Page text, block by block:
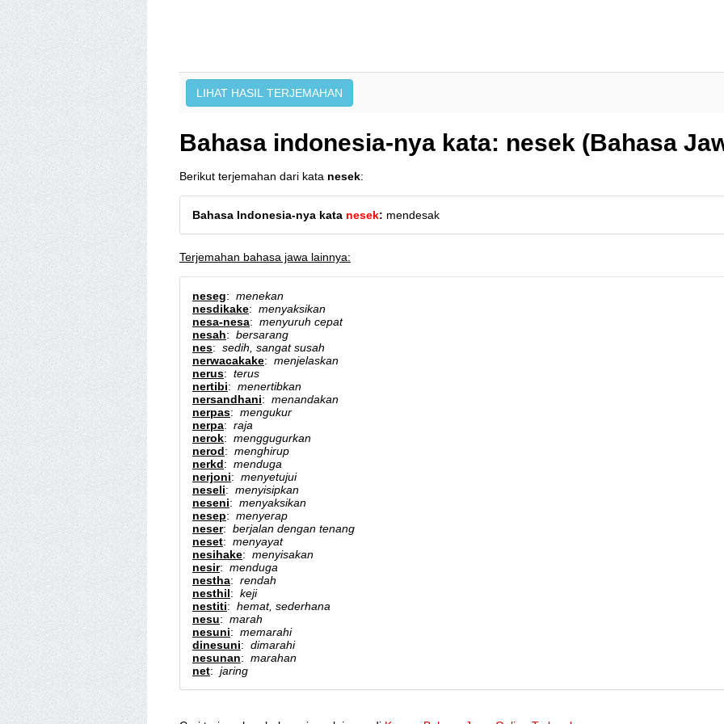
Bahasa indonesia-nya kata: nesek (Bahasa
Berikut terjemahan dari kata nesek:
Bahasa Indonesia-nya kata nesek: mendesak
Terjemahan bahasa jawa lainnya:
neseg: menekan
nesdikake: menyaksikan
nesa-nesa: menyuruh cepat
nesah: bersarang
nes: sedih, sangat susah
nerwacakake: menjelaskan
nerus: terus
nertibi: menertibkan
nersandhani: menandakan
nerpas: mengukur
nerpa: raja
nerok: menggugurkan
nerod: menghirup
nerkd: menduga
nerjoni: menyetujui
neseli: menyisipkan
neseni: menyaksikan
nesep: menyerap
neser: berjalan dengan tenang
neset: menyayat
nesihake: menyisakan
nesir: menduga
nestha: rendah
nesthil: keji
nestiti: hemat, sederhana
nesu: marah
nesuni: memarahi
dinesuni: dimarahi
nesunan: marahan
net: jaring